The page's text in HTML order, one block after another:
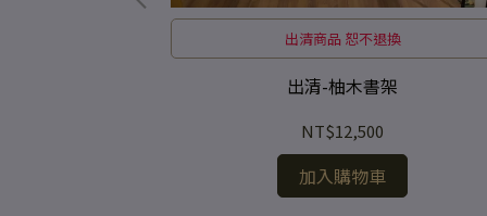
出清商品 恕不退換
出清-柚木書架
NT$12,500
加入購物車